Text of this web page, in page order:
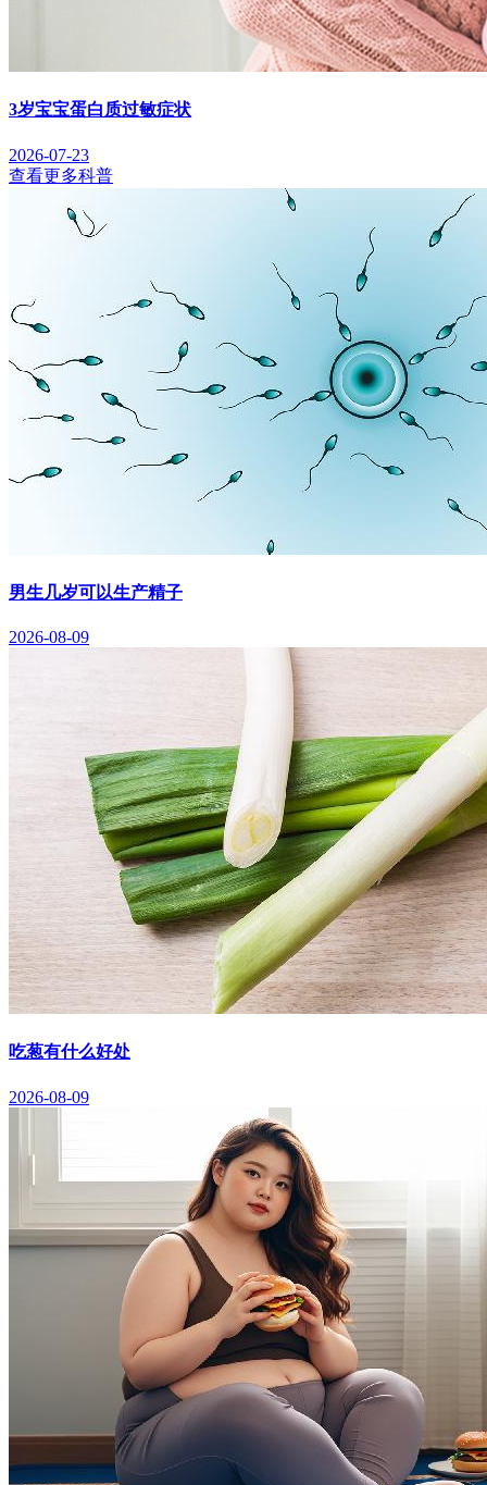
3岁宝宝蛋白质过敏症状
2026-07-23
查看更多科普
男生几岁可以生产精子
2026-08-09
吃葱有什么好处
2026-08-09